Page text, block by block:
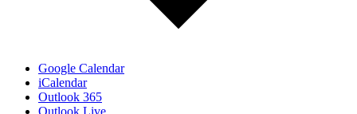
Google Calendar
iCalendar
Outlook 365
Outlook Live